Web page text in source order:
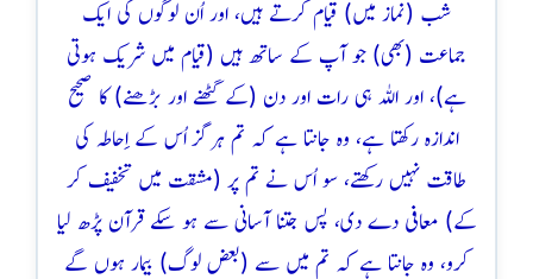
شب (نماز میں) قیام کرتے ہیں، اور اُن لوگوں کی ایک
جماعت (بھی) جو آپ کے ساتھ ہیں (قیام میں شریک ہوتی
ہے)، اور اللہ ہی رات اور دن (کے گھٹنے اور بڑھنے) کا صحیح
اندازہ رکھتا ہے، وہ جانتا ہے کہ تم ہرگز اُس کے اِحاطہ کی
طاقت نہیں رکھتے، سو اُس نے تم پر (مشقت میں تخفیف کر
کے) معافی دے دی، پس جتنا آسانی سے ہو سکے قرآن پڑھ لیا
کرو، وہ جانتا ہے کہ تم میں سے (بعض لوگ) بیمار ہوں گے